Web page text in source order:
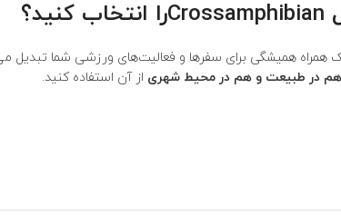
را انتخاب کنید؟
همراه همیشگی برای سفرها و فعالیت‌های ورزشی شما تبدیل
هم در طبیعت و هم در محیط شهری از آن استفاده کنید.